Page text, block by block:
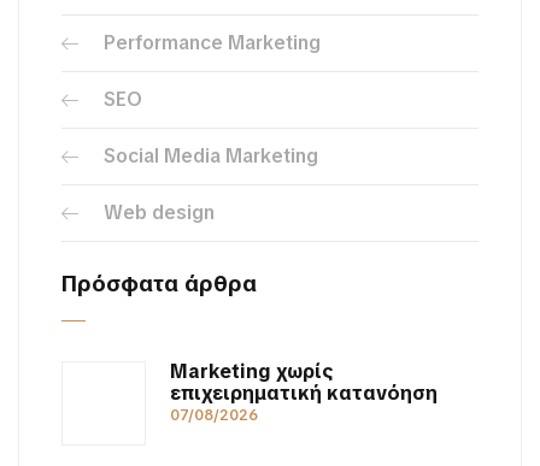
Performance Marketing
SEO
Social Media Marketing
Web design
Πρόσφατα άρθρα
Marketing χωρίς
επιχειρηματική κατανόηση
07/08/2026